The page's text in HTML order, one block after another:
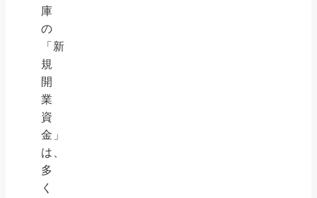
庫
の
「新
規
開
業
資
金」
は、
多
く